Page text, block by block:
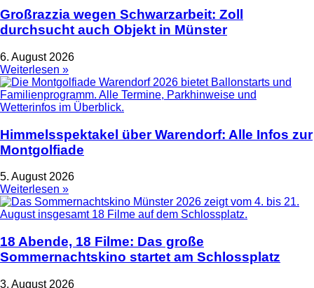
Großrazzia wegen Schwarzarbeit: Zoll
durchsucht auch Objekt in Münster
6. August 2026
Weiterlesen »
Himmelsspektakel über Warendorf: Alle Infos zur
Montgolfiade
5. August 2026
Weiterlesen »
18 Abende, 18 Filme: Das große
Sommernachtskino startet am Schlossplatz
3. August 2026